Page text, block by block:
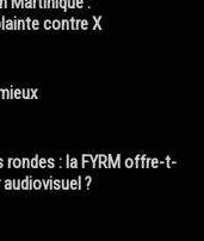
contre X
rondes : la FYRM offre-t-
?